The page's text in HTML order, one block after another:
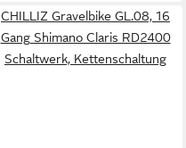
CHILLIZ Gravelbike GL.08, 16
Gang Shimano Claris RD2400
Schaltwerk, Kettenschaltung